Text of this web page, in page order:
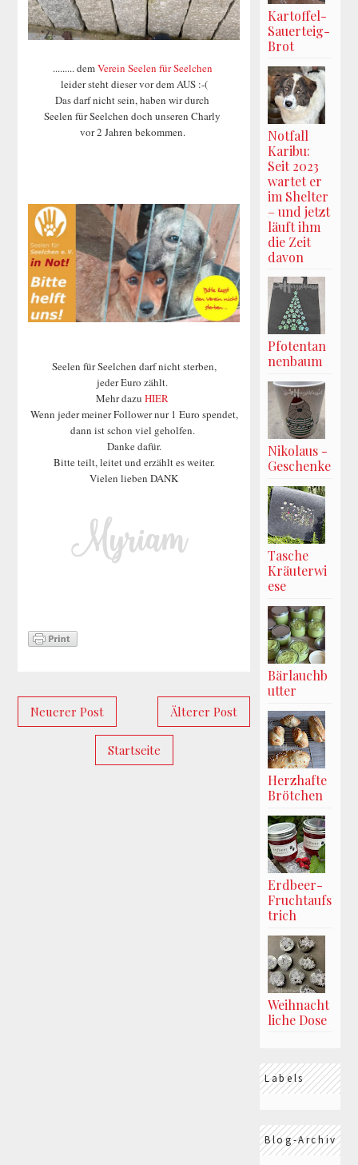
......... demVerein Seelen für Seelchen
leider steht dieser vor dem AUS :-(
Das darf nicht sein, haben wir durch
Seelen für Seelchen doch unseren Charly
vor 2 Jahren bekommen.
Seelen für Seelchen darf nicht sterben,
jeder Euro zählt.
Mehr dazuHIER
Wenn jeder meiner Follower nur 1 Euro spendet,
dann ist schon viel geholfen.
Danke dafür.
Bitte teilt, leitet und erzählt es weiter.
Vielen lieben DANK
Neuerer Post Älterer Post
Startseite
Kartoffel-
Sauerteig-
Brot
Notfall
Karibu:
Seit 2023
wartet er
im Shelter
– und jetzt
läuft ihm
die Zeit
davon
Pfotentan
nenbaum
Nikolaus -
Geschenke
Tasche
Kräuterwi
ese
Bärlauchb
utter
Herzhafte
Brötchen
Erdbeer-
Fruchtaufs
trich
Weihnacht
liche Dose
Labels
Blog-Archiv